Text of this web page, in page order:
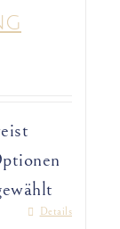
Details